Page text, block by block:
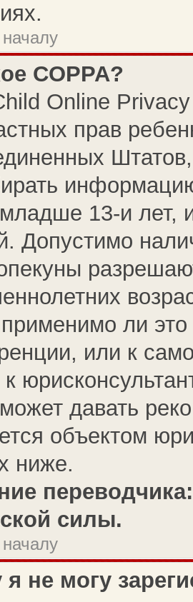
COPPA?
Online
прав
13-и лет,
Допустимо
ли
или к
давать
объектом
ниже.
силы.
не могу